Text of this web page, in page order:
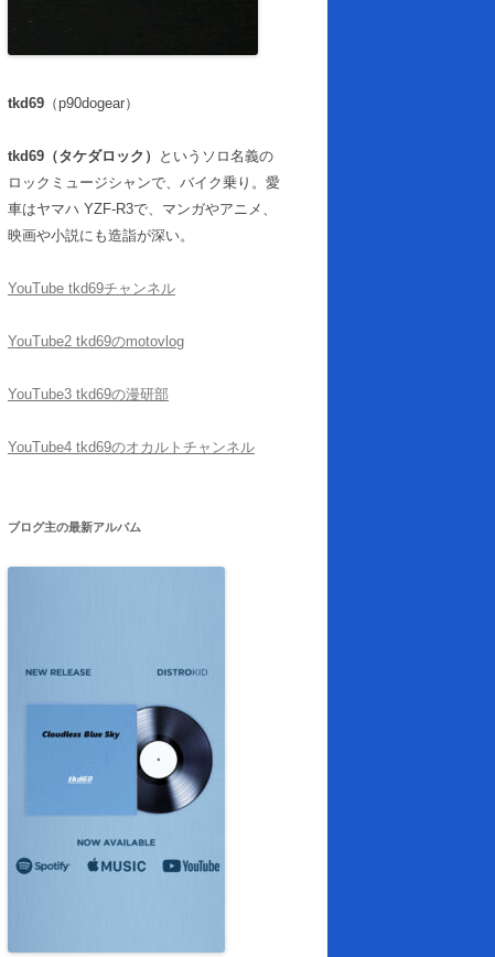
tkd69 （p90dogear）
tkd69（タケダロック）
というソロ名義の
ロックミュージシャンで、バイク乗り。愛
車はヤマハ YZF-R3で、マンガやアニメ、
映画や小説にも造詣が深い。
YouTube tkd69チャンネル
YouTube2 tkd69のmotovlog
YouTube3 tkd69の漫研部
YouTube4 tkd69のオカルトチャンネル
ブログ主の最新アルバム